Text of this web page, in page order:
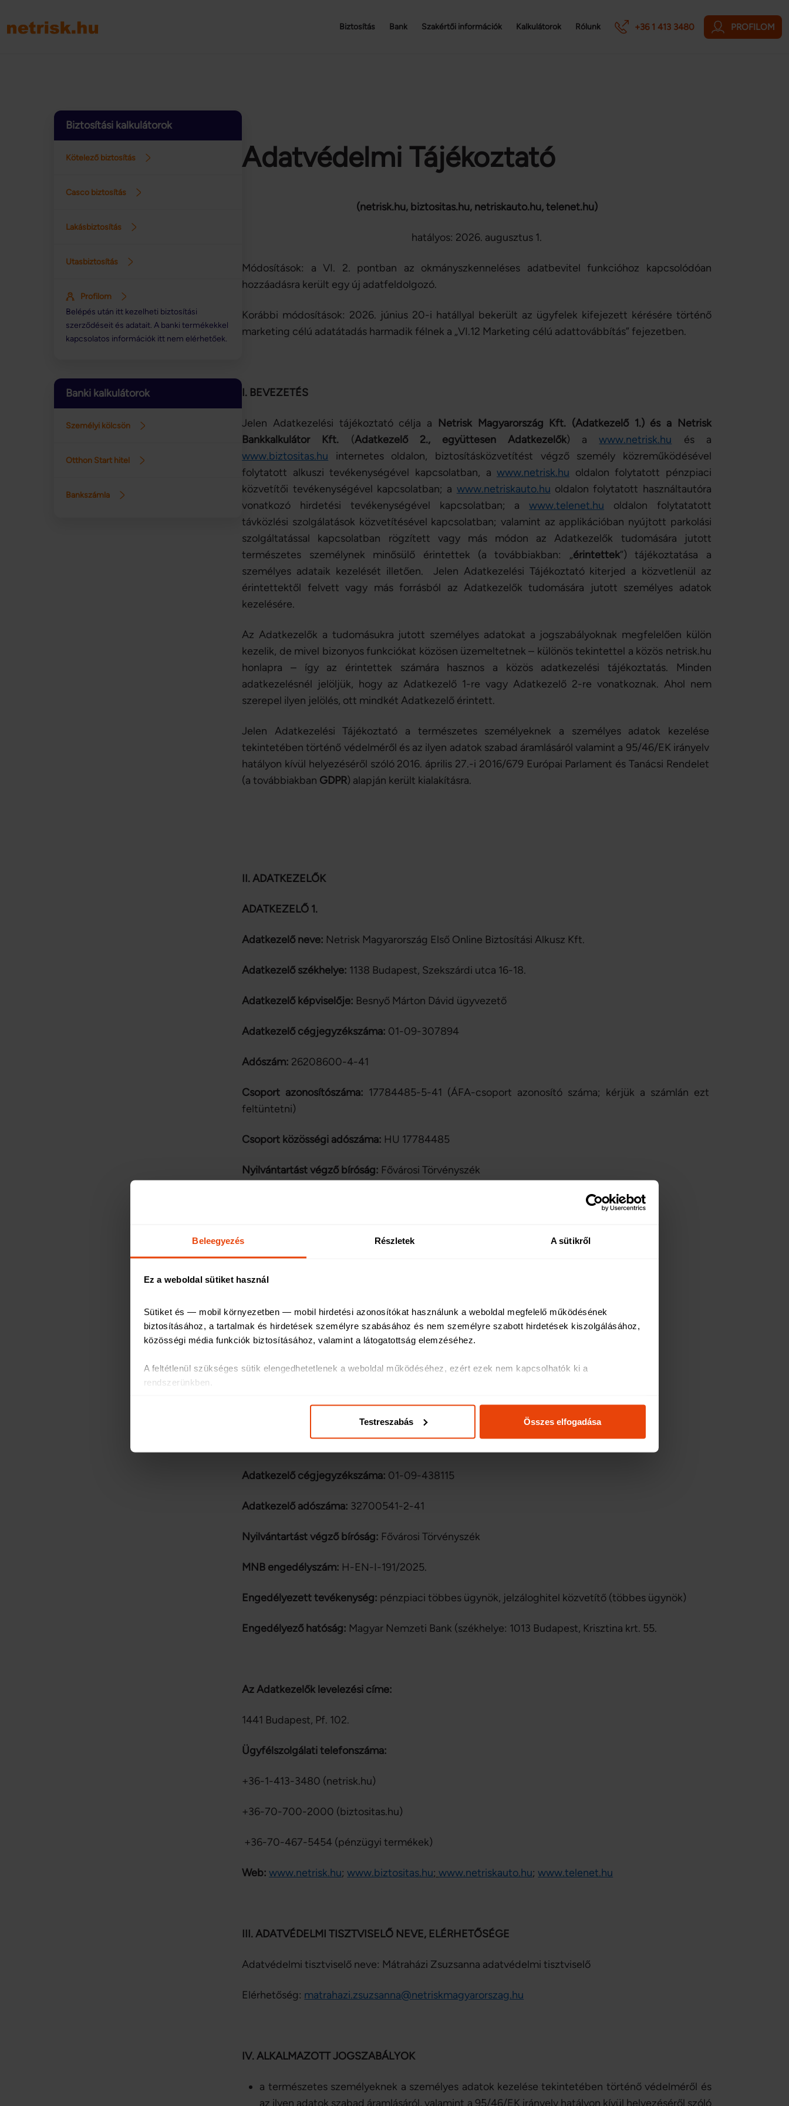
Beleegyezés Részletek A sütikről
Ez a weboldal sütiket használ
Sütiket és — mobil környezetben — mobil hirdetési azonosítókat használunk a weboldal megfelelő működésének
biztosításához, a tartalmak és hirdetések személyre szabásához és nem személyre szabott hirdetések kiszolgálásához,
közösségi média funkciók biztosításához, valamint a látogatottság elemzéséhez.
A feltétlenül szükséges sütik elengedhetetlenek a weboldal működéséhez, ezért ezek nem kapcsolhatók ki a
rendszerünkben.
Sütiket használunk a tartalmak és hirdetések személyre szabásához, közösségi funkciók biztosításához, valamint
weboldalforgalmunk elemzéséhez. Ezenkívül közösségi média-, hirdető- és elemező partnereinkkel megosztjuk az Ön
számukra vagy az Ön által használt más szolgáltatásokból gyűjtöttek.
Testreszabás Összes elfogadása
Biztosítás Bank Szakértői információk Kalkulátorok Rólunk +36 1 413 3480 PROFILOM
Biztosítási kalkulátorok
Kötelező biztosítás
Casco biztosítás
Lakásbiztosítás
Utasbiztosítás
Profilom
Belépés után itt kezelheti biztosítási
szerződéseit és adatait. A banki termékekkel
kapcsolatos információk itt nem elérhetőek.
Banki kalkulátorok
Személyi kölcsön
Otthon Start hitel
Bankszámla
Adatvédelmi Tájékoztató
(netrisk.hu, biztositas.hu, netriskauto.hu, telenet.hu)
hatályos: 2026. augusztus 1.
Módosítások: a VI. 2. pontban az okmányszkenneléses adatbevitel funkcióhoz kapcsolódóan
hozzáadásra került egy új adatfeldolgozó.
Korábbi módosítások: 2026. június 20-i hatállyal bekerült az ügyfelek kifejezett kérésére történő
marketing célú adatátadás harmadik félnek a „VI.12 Marketing célú adattovábbítás” fejezetben.
I. BEVEZETÉS
Jelen Adatkezelési tájékoztató célja a Netrisk Magyarország Kft. (Adatkezelő 1.) és a Netrisk
Bankkalkulátor Kft. (Adatkezelő 2., együttesen Adatkezelők) awww.netrisk.hu és a
www.biztositas.hu internetes oldalon, biztosításközvetítést végző személy közreműködésével
folytatott alkuszi tevékenységével kapcsolatban, awww.netrisk.hu oldalon folytatott pénzpiaci
közvetítői tevékenységével kapcsolatban; a www.netriskauto.hu oldalon folytatott használtautóra
vonatkozó hirdetési tevékenységével kapcsolatban; awww.telenet.hu oldalon folytatatott
távközlési szolgálatások közvetítésével kapcsolatban; valamint az applikációban nyújtott parkolási
szolgáltatással kapcsolatban rögzített vagy más módon az Adatkezelők tudomására jutott
természetes személynek minősülő érintettek (a továbbiakban: „érintettek”) tájékoztatása a
személyes adataik kezelését illetően. Jelen Adatkezelési Tájékoztató kiterjed a közvetlenül az
érintettektől felvett vagy más forrásból az Adatkezelők tudomására jutott személyes adatok
kezelésére.
Az Adatkezelők a tudomásukra jutott személyes adatokat a jogszabályoknak megfelelően külön
kezelik, de mivel bizonyos funkciókat közösen üzemeltetnek – különös tekintettel a közös netrisk.hu
honlapra – így az érintettek számára hasznos a közös adatkezelési tájékoztatás. Minden
adatkezelésnél jelöljük, hogy az Adatkezelő 1-re vagy Adatkezelő 2-re vonatkoznak. Ahol nem
szerepel ilyen jelölés, ott mindkét Adatkezelő érintett.
Jelen Adatkezelési Tájékoztató a természetes személyeknek a személyes adatok kezelése
tekintetében történő védelméről és az ilyen adatok szabad áramlásáról valamint a 95/46/EK irányelv
hatályon kívül helyezéséről szóló 2016. április 27.-i 2016/679 Európai Parlament és Tanácsi Rendelet
(a továbbiakban GDPR) alapján került kialakításra.
II. ADATKEZELŐK
ADATKEZELŐ 1.
Adatkezelő neve: Netrisk Magyarország Első Online Biztosítási Alkusz Kft.
Adatkezelő székhelye: 1138 Budapest, Szekszárdi utca 16-18.
Adatkezelő képviselője: Besnyő Márton Dávid ügyvezető
Adatkezelő cégjegyzékszáma: 01-09-307894
Adószám: 26208600-4-41
Csoport azonosítószáma: 17784485-5-41 (ÁFA-csoport azonosító száma; kérjük a számlán ezt
feltüntetni)
Csoport közösségi adószáma: HU 17784485
Nyilvántartást végző bíróság: Fővárosi Törvényszék
Regisztrációs szám:
1138 Budapest, Szekszárdi utca 16-18.
Adatkezelő cégjegyzékszáma: 01-09-438115
Adatkezelő adószáma: 32700541-2-41
Nyilvántartást végző bíróság: Fővárosi Törvényszék
MNB engedélyszám: H-EN-I-191/2025.
Engedélyezett tevékenység: pénzpiaci többes ügynök, jelzáloghitel közvetítő (többes ügynök)
Engedélyező hatóság: Magyar Nemzeti Bank (székhelye: 1013 Budapest, Krisztina krt. 55.
Az Adatkezelők levelezési címe:
1441 Budapest, Pf. 102.
Ügyfélszolgálati telefonszáma:
+36-1-413-3480 (netrisk.hu)
+36-70-700-2000 (biztositas.hu)
+36-70-467-5454 (pénzügyi termékek)
Web:www.netrisk.hu;www.biztositas.hu;www.netriskauto.hu;www.telenet.hu
III. ADATVÉDELMI TISZTVISELŐ NEVE, ELÉRHETŐSÉGE
Adatvédelmi tisztviselő neve: Mátraházi Zsuzsanna adatvédelmi tisztviselő
Elérhetőség: matrahazi.zsuzsanna@netriskmagyarorszag.hu
IV. ALKALMAZOTT JOGSZABÁLYOK
a természetes személyeknek a személyes adatok kezelése tekintetében történő védelméről és
az ilyen adatok szabad áramlásáról, valamint a 95/46/EK irányelv hatályon kívül helyezéséről szóló